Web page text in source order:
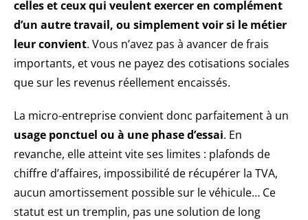
celles et ceux qui veulent exercer en complément
d’un autre travail, ou simplement voir si le métier
leur convient. Vous n’avez pas à avancer de frais
importants, et vous ne payez des cotisations sociales
que sur les revenus réellement encaissés.
La micro-entreprise convient donc parfaitement à un
usage ponctuel ou à une phase d’essai. En
revanche, elle atteint vite ses limites : plafonds de
chiffre d’affaires, impossibilité de récupérer la TVA,
aucun amortissement possible sur le véhicule… Ce
statut est un tremplin, pas une solution de long